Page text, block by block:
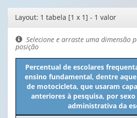
Editor
de
layout
Layout: 1 tabela [1 x 1] - 1 valor
Selecione e arraste uma dimensão
posição
Percentual de escolares
ensino fundamental, dentre
de motocicleta, que usaram
anteriores à pesquisa, por
administrativa da